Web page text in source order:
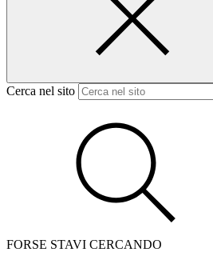
Cerca nel sito
FORSE STAVI CERCANDO